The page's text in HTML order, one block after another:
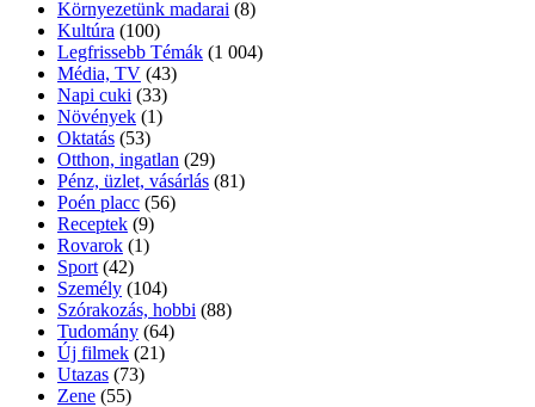
Környezetünk madarai (8)
Kultúra (100)
Legfrissebb Témák (1 004)
Média, TV (43)
Napi cuki (33)
Növények (1)
Oktatás (53)
Otthon, ingatlan (29)
Pénz, üzlet, vásárlás (81)
Poén placc (56)
Receptek (9)
Rovarok (1)
Sport (42)
Személy (104)
Szórakozás, hobbi (88)
Tudomány (64)
Új filmek (21)
Utazas (73)
Zene (55)